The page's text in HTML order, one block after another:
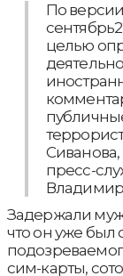
По версии
целью
пресс-
Задержали
что он уже был
сим-карты,